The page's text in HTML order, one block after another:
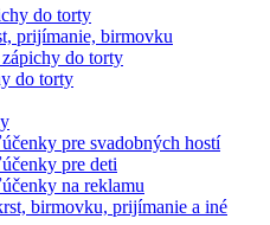
do torty
prijímanie, birmovku
do torty
do torty
pre svadobných hostí
pre deti
na reklamu
birmovku, prijímanie a iné